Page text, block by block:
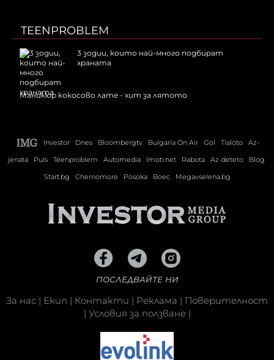
TEENPROBLEM
3 зодии, които най-много подбират
храната
Маникюр кокосово лате - хит за лятото
Investor Dnes Bloombergtv Bulgaria On Air Gol Tialoto
Az-
jenata
Puls Teenproblem Automedia Imoti.net Rabota Az-deteto
Blog
Start.bg
Chernomore Posoka Boec Megavselena.bg
ПОСЛЕДВАЙТЕ НИ
За нас | Екип | Контакти | Реклама | Поверителност
| Условия за ползване|